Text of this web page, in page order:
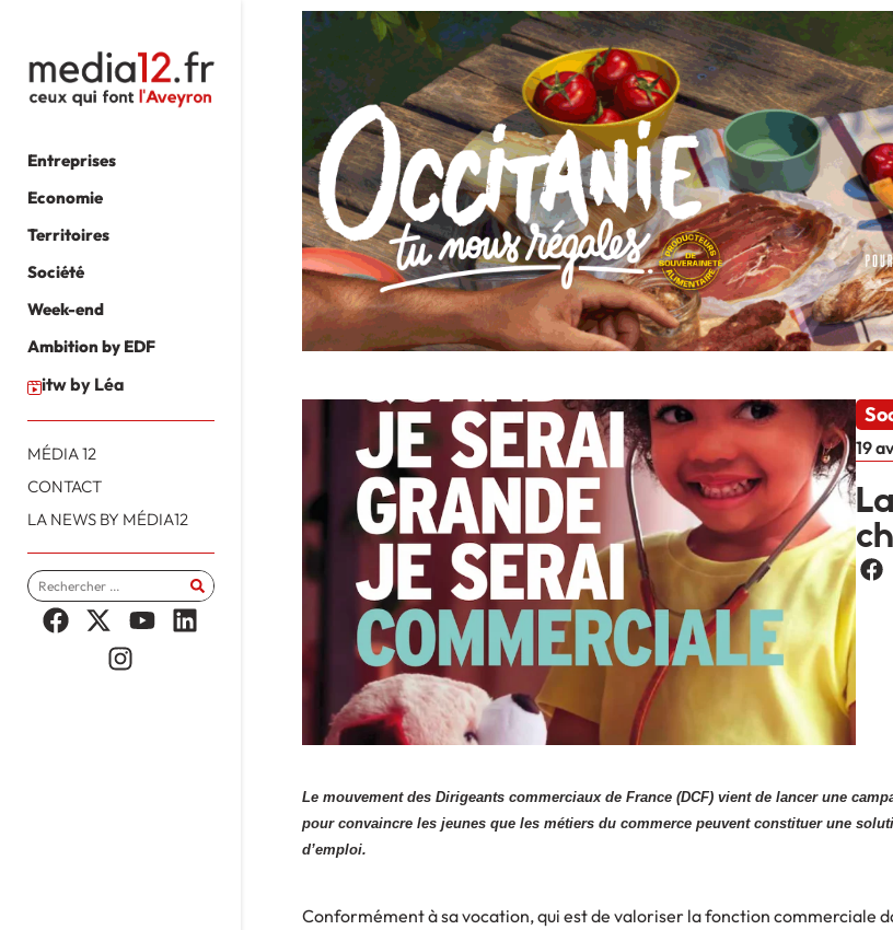
Entreprises
Economie
Territoires
Société
Week-end
Ambition by EDF
itw by Léa
MÉDIA 12
CONTACT
LA NEWS BY MÉDIA12
19
Le mouvement des Dirigeants commerciaux de France (DCF) vient de lancer une
pour convaincre les jeunes que les métiers du commerce peuvent constituer une
d’emploi.
Conformément à sa vocation, qui est de valoriser la fonction commerciale